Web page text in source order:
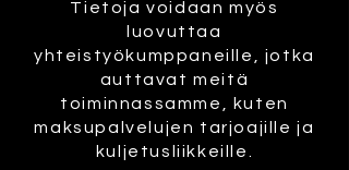
Tietoja voidaan myös
luovuttaa
yhteistyökumppaneille, jotka
auttavat meitä
toiminnassamme, kuten
maksupalvelujen tarjoajille ja
kuljetusliikkeille.